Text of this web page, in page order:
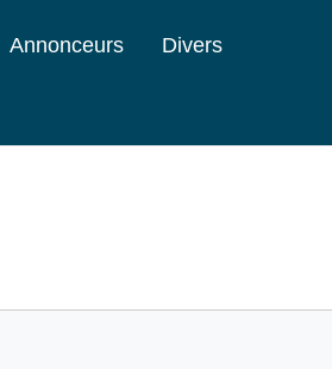
Annonceurs Divers